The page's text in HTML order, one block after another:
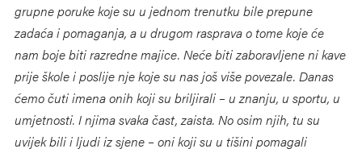
grupne poruke koje su u jednom trenutku bile prepune
zadaća i pomaganja, a u drugom rasprava o tome koje će
nam boje biti razredne majice. Neće biti zaboravljene ni kave
priješkole i poslije nje koje su nas još više povezale. Danas
ćemo čuti imena onih koji su briljirali – u znanju, u sportu, u
umjetnosti. I njima svaka čast, zaista. No osim njih, tu su
uvijek bili i ljudi iz sjene – oni koji su u tišini pomagali